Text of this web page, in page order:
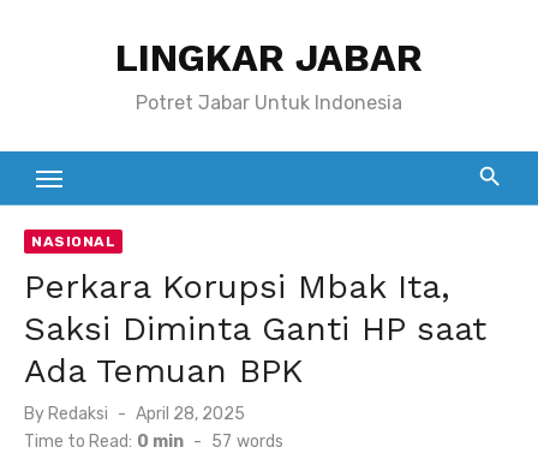
LINGKAR JABAR
Potret Jabar Untuk Indonesia
NASIONAL
Perkara Korupsi Mbak Ita,
Saksi Diminta Ganti HP saat
Ada Temuan BPK
By Redaksi
Posted
on
April 28, 2025
Time to Read: 0 min - 57 words